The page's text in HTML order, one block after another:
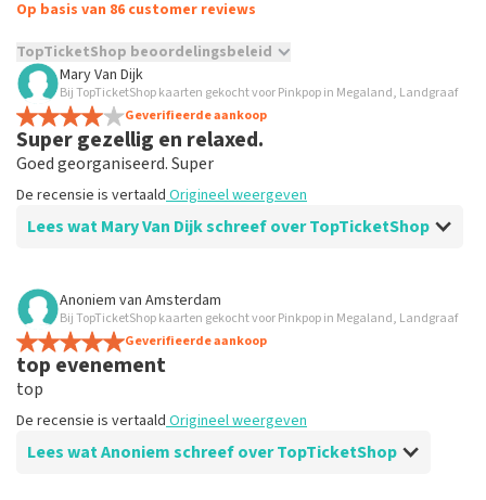
Op basis van 86 customer reviews
TopTicketShop beoordelingsbeleid
TopTicketShop verzamelt reviews van echte klanten. Het is
niet mogelijk om een review achter te laten als je geen
tickets hebt aangeschaft bij TopTicketShop. Reviews met
grof taalgebruik en/of onwaarheden worden niet geplaatst.
geplaatst.
Mary Van Dijk
Bij TopTicketShop kaarten gekocht voor Pinkpop in Megaland, Landgraaf
Geverifieerde aankoop
Super gezellig en relaxed.
Goed georganiseerd. Super
De recensie is vertaald Origineel weergeven
Lees wat Mary Van Dijk schreef over TopTicketShop
Beoordeling van Mary Van Dijk over
Super goed en gezellig evenement.
Goede en juiste informatie dus voor gerggaling vatbaar.
De recensie is vertaald
Anoniem van Amsterdam
Bij TopTicketShop kaarten gekocht voor Pinkpop in Megaland, Landgraaf
Geverifieerde aankoop
top evenement
top
De recensie is vertaald Origineel weergeven
Lees wat Anoniem schreef over TopTicketShop